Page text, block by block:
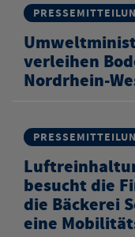
verleihen
Nordrhein-
besucht die
die Bäckerei
eine